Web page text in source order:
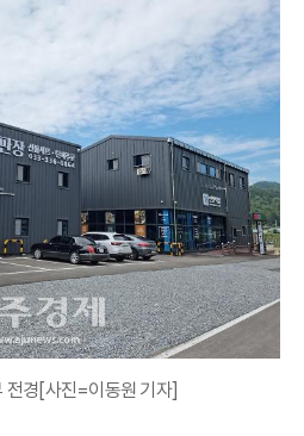
전경[사진=이동원 기자]